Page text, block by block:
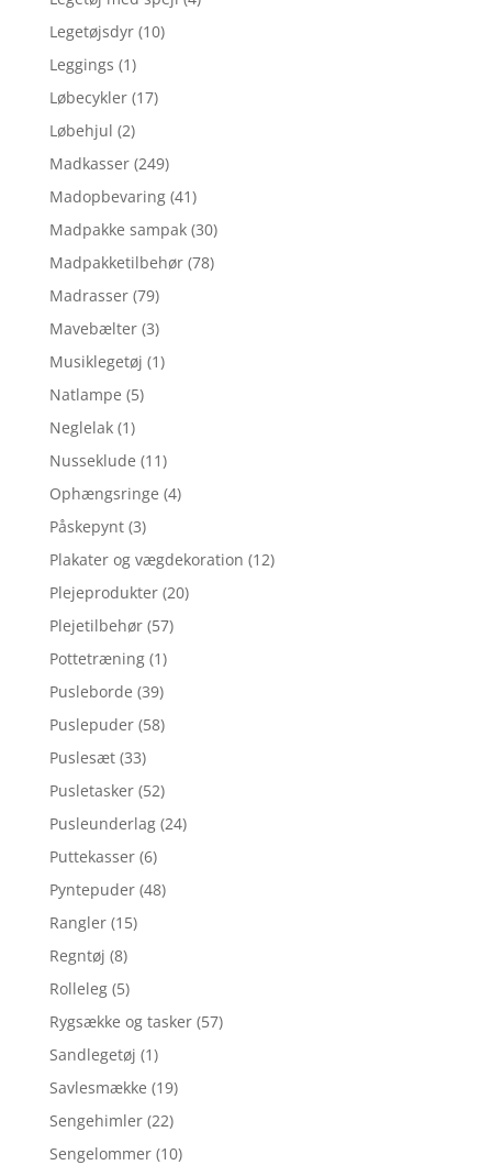
Legetøjsdyr (10)
Leggings (1)
Løbecykler (17)
Løbehjul (2)
Madkasser (249)
Madopbevaring (41)
Madpakke sampak (30)
Madpakketilbehør (78)
Madrasser (79)
Mavebælter (3)
Musiklegetøj (1)
Natlampe (5)
Neglelak (1)
Nusseklude (11)
Ophængsringe (4)
Påskepynt (3)
Plakater og vægdekoration (12)
Plejeprodukter (20)
Plejetilbehør (57)
Pottetræning (1)
Pusleborde (39)
Puslepuder (58)
Puslesæt (33)
Pusletasker (52)
Pusleunderlag (24)
Puttekasser (6)
Pyntepuder (48)
Rangler (15)
Regntøj (8)
Rolleleg (5)
Rygsække og tasker (57)
Sandlegetøj (1)
Savlesmække (19)
Sengehimler (22)
Sengelommer (10)